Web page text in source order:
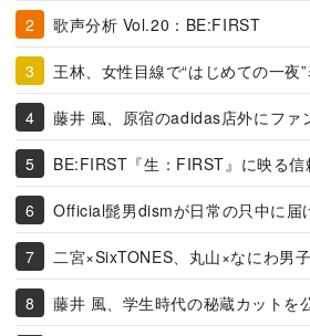
歌声分析 Vol.20：BE:FIRST
王林、女性目線で“はじめての一夜”
藤井 風、原宿のadidas店外にファ
BE:FIRST『生：FIRST』に映る信
Official髭男dismが日常の只中に届
二宮×SixTONES、丸山×なにわ男
藤井 風、学生時代の秘蔵カットを